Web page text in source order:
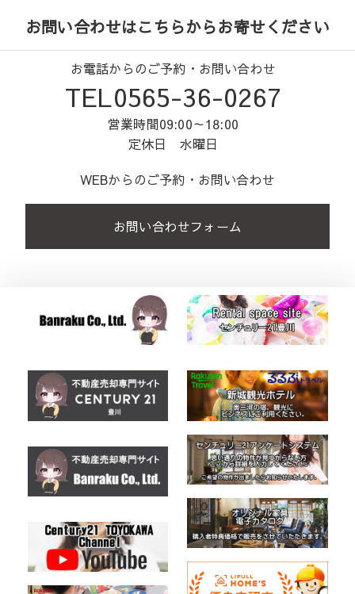
お問い合わせはこちらからお寄せください
お電話からのご予約・お問い合わせ
TEL0565-36-0267
営業時間09:00～18:00
定休日 水曜日
WEBからのご予約・お問い合わせ
お問い合わせフォーム